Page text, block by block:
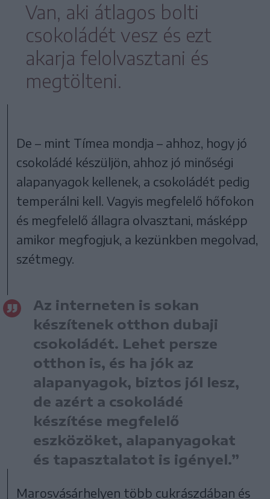
Van, aki átlagos bolti
csokoládét vesz és ezt
akarja felolvasztani és
megtölteni.
De – mint Tímea mondja – ahhoz, hogy jó
csokoládé készüljön, ahhoz jó minőségi
alapanyagok kellenek, a csokoládét pedig
temperálni kell. Vagyis megfelelő hőfokon
és megfelelő állagra olvasztani, másképp
amikor megfogjuk, a kezünkben megolvad,
szétmegy.
Az interneten is sokan
készítenek otthon dubaji
csokoládét. Lehet persze
otthon is, és ha jók az
alapanyagok, biztos jól lesz,
de azért a csokoládé
készítése megfelelő
eszközöket, alapanyagokat
és tapasztalatot is igényel.”
Marosvásárhelyen több cukrászdában és